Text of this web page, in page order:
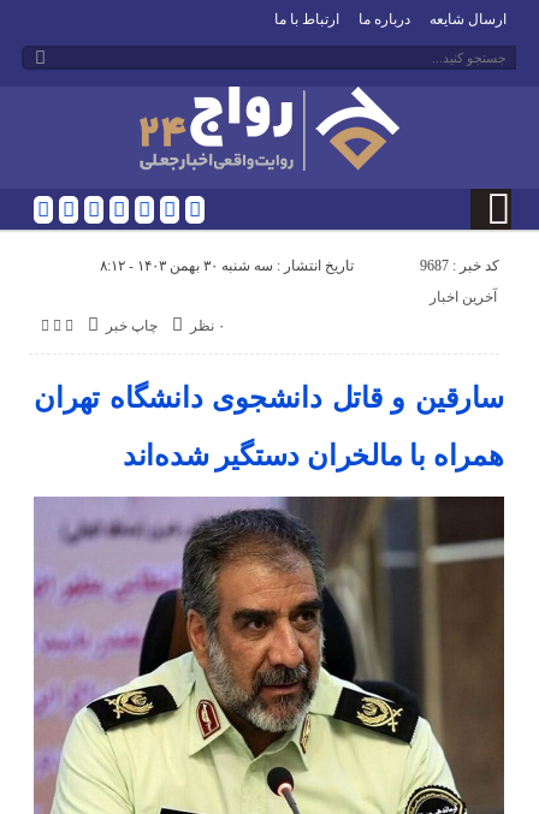
ارسال شایعه درباره ما ارتباط با ما
کد خبر : 9687 تاریخ انتشار : سه شنبه ۳۰ بهمن ۱۴۰۳ - ۸:۱۲
چاپ خبر ۰ نظر
آخرین اخبار
سارقین و قاتل دانشجوی دانشگاه تهران
همراه با مالخران دستگیر شده‌اند